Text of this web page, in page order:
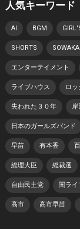
人気キーワード
AI BGM
SHORTS
エンターテイメント
ライブハウス ロッ
失われた３０年 岸
日本のガールズバンド
早苗 有本香
総理大臣 総裁選
自由民主党 闇ライ
高市 高市早苗